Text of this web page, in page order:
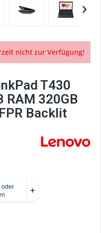
nicht zur Verfügung!
T430
RAM 320GB
Backlit